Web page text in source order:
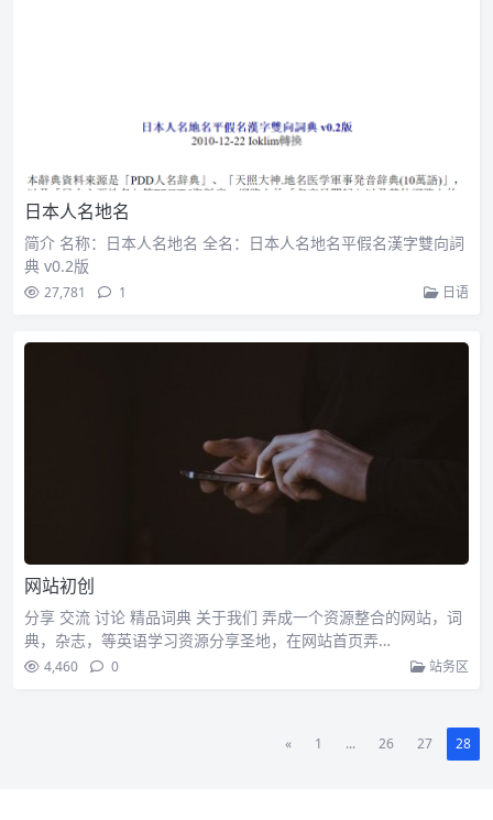
日本人名地名
简介 名称：日本人名地名 全名：日本人名地名平假名漢字雙向詞
典 v0.2版
27,781 1 日语
网站初创
分享 交流 讨论 精品词典 关于我们 弄成一个资源整合的网站，词
典，杂志，等英语学习资源分享圣地，在网站首页弄…
4,460 0 站务区
« 1 ... 26 27 28